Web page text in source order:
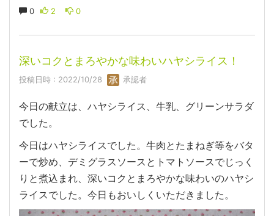
0 2 0
深いコクとまろやかな味わいハヤシライス！
投稿日時 : 2022/10/28 承認者
今日の献立は、ハヤシライス、牛乳、グリーンサラダ
でした。
今日はハヤシライスでした。牛肉とたまねぎ等をバタ
ーで炒め、デミグラスソースとトマトソースでじっく
りと煮込まれ、深いコクとまろやかな味わいのハヤシ
ライスでした。今日もおいしくいただきました。